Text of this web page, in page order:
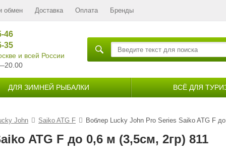
обмен Доставка Оплата Бренды
46
35
и всей России
ДЛЯ ЗИМНЕЙ РЫБАЛКИ ВСЁ ДЛЯ
John Saiko ATG F Воблер Lucky John Pro Series Saiko ATG F
ATG F до 0,6 м (3,5см, 2гр) 811